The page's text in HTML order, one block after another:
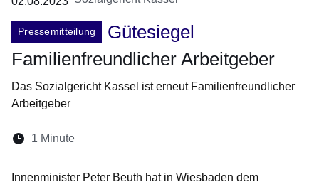
Pressemitteilung
Gütesiegel
Familienfreundlicher Arbeitgeber
Das Sozialgericht Kassel ist erneut Familienfreundlicher
Arbeitgeber
Lesedauer:
1 Minute
Innenminister Peter Beuth hat in Wiesbaden dem